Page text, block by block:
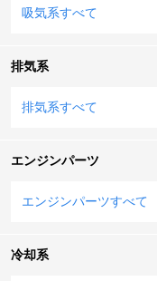
吸気系すべて
排気系
排気系すべて
エンジンパーツ
エンジンパーツすべて
冷却系